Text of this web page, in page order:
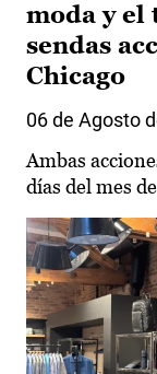
moda y el
sendas
Chicago
06 de Agosto
Ambas
días del mes